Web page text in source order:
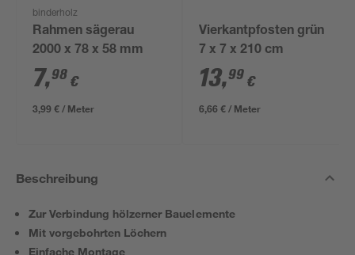
binderholz
Rahmen sägerau
2000 x 78 x 58 mm
7,98 €
3,99 € / Meter
Vierkantpfosten grün
7 x 7 x 210 cm
13,99 €
6,66 € / Meter
Beschreibung
Zur Verbindung hölzerner Bauelemente
Mit vorgebohrten Löchern
Einfache Montage